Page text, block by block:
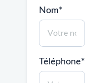
Nom*
Téléphone*